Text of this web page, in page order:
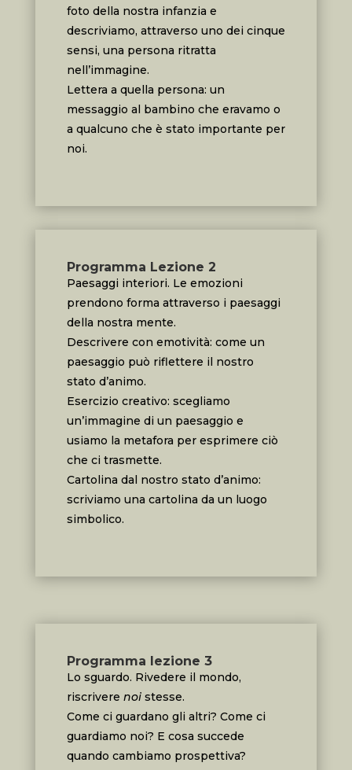
foto della nostra infanzia e
descriviamo, attraverso uno dei cinque
sensi, una persona ritratta
nell’immagine.
Lettera a quella persona: un
messaggio al bambino che eravamo o
a qualcuno che è stato importante per
noi.
Programma Lezione 2
Paesaggi interiori. Le emozioni
prendono forma attraverso i paesaggi
della nostra mente.
Descrivere con emotività: come un
paesaggio può riflettere il nostro
stato d’animo.
Esercizio creativo: scegliamo
un’immagine di un paesaggio e
usiamo la metafora per esprimere ciò
che ci trasmette.
Cartolina dal nostro stato d’animo:
scriviamo una cartolina da un luogo
simbolico.
Programma lezione 3
Lo sguardo. Rivedere il mondo,
riscrivere noistesse.
Come ci guardano gli altri? Come ci
guardiamo noi? E cosa succede
quando cambiamo prospettiva?